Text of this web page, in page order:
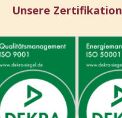
Unsere Zertifikation